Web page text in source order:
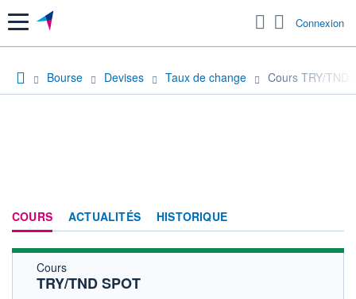
Menu Connexion
Bourse Devises Taux de change Cours TRY/TND
COURS ACTUALITÉS HISTORIQUE
Cours
TRY/TND SPOT